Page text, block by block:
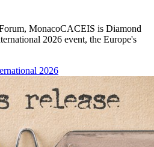
MonacoCACEIS is Diamond
2026 event, the Europe's
2026